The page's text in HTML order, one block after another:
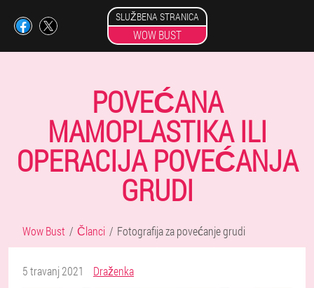
SLUŽBENA STRANICA
WOW BUST
POVEĆANA
MAMOPLASTIKA ILI
OPERACIJA POVEĆANJA
GRUDI
Wow Bust Članci Fotografija za povećanje grudi
5 travanj 2021 Draženka